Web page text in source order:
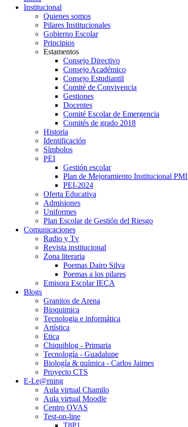
Institucional
Quienes somos
Pilares Institucionales
Gobierno Escolar
Principios
Estamentos
Consejo Directivo
Consejo Académico
Consejo Estudiantil
Comité de Convivencia
Gestiones
Docentes
Comité Escolar de Emergencia
Comités de grado 2018
Historia
Identificación
Símbolos
PEI
Gestión escolar
Plan de Mejoramiento Institucional PMI
PEI-2024
Oferta Educativa
Admisiones
Uniformes
Plan Escolar de Gestión del Riesgo
Comunicaciones
Radio y Tv
Revista institucional
Zona literaria
Poemas Dairo Silva
Poemas a los pilares
Emisora Escolar IECA
Blogs
Granitos de Arena
Bioquimica
Tecnologia e informática
Artística
Etica
Chiquiblog - Primaria
Tecnología - Guadalupe
Biología & química - Carlos Jaimes
Proyecto CTS
E-Le@rning
Aula virtual Chamilo
Aula virtual Moodle
Centro OVAS
Test-on-line
T8P1